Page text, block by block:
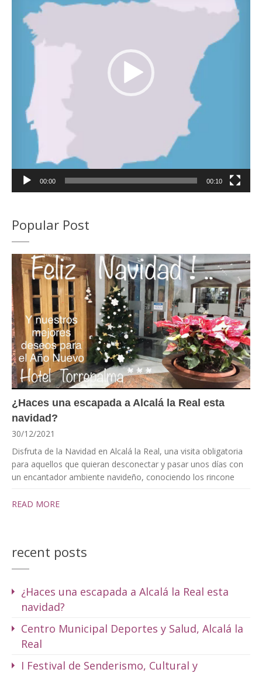
00:00 00:10
Popular Post
¿Haces una escapada a Alcalá la Real esta
navidad?
30/12/2021
Disfruta de la Navidad en Alcalá la Real, una visita obligatoria
para aquellos que quieran desconectar y pasar unos días con
un encantador ambiente navideño, conociendo los rincone
READ MORE
recent posts
¿Haces una escapada a Alcalá la Real esta
navidad?
Centro Municipal Deportes y Salud, Alcalá la
Real
I Festival de Senderismo, Cultural y